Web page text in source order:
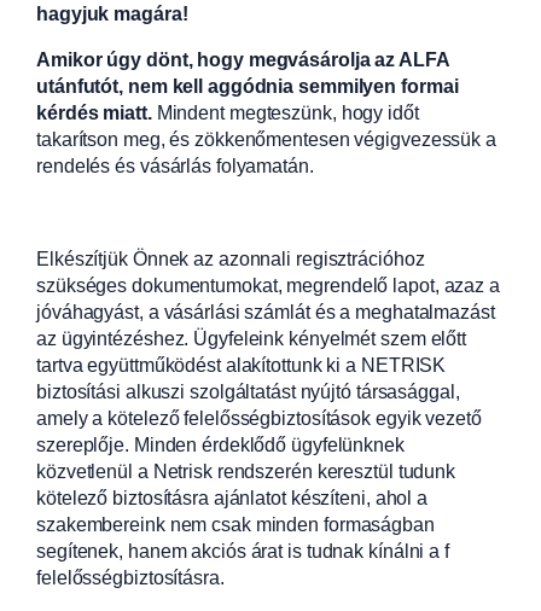
hagyjuk magára!
Amikor úgy dönt, hogy megvásárolja az ALFA
utánfutót, nem kell aggódnia semmilyen formai
kérdés miatt. Mindent megteszünk, hogy időt
takarítson meg, és zökkenőmentesen végigvezessük a
rendelés és vásárlás folyamatán.
Elkészítjük Önnek az azonnali regisztrációhoz
szükséges dokumentumokat, megrendelő lapot, azaz a
jóváhagyást, a vásárlási számlát és a meghatalmazást
az ügyintézéshez. Ügyfeleink kényelmét szem előtt
tartva együttműködést alakítottunk ki a NETRISK
biztosítási alkuszi szolgáltatást nyújtó társasággal,
amely a kötelező felelősségbiztosítások egyik vezető
szereplője. Minden érdeklődő ügyfelünknek
közvetlenül a Netrisk rendszerén keresztül tudunk
kötelező biztosításra ajánlatot készíteni, ahol a
szakembereink nem csak minden formaságban
segítenek, hanem akciós árat is tudnak kínálni a f
felelősségbiztosításra.